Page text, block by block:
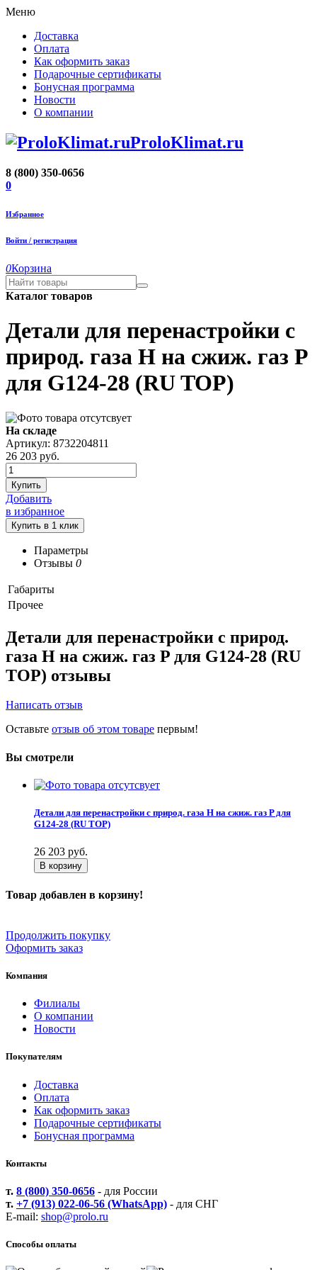
Меню
Доставка
Оплата
Как оформить заказ
Подарочные сертификаты
Бонусная программа
Новости
О компании
ProloKlimat.ru
8 (800) 350-0656
0
Избранное
Войти / регистрация
0Корзина
Каталог товаров
Детали для перенастройки с
природ. газа H на сжиж. газ P
для G124-28 (RU TOP)
На складе
Артикул: 8732204811
26 203 руб.
Купить
Добавить
в избранное
Параметры
Отзывы 0
Габариты
Прочее
Детали для перенастройки с природ.
газа H на сжиж. газ P для G124-28 (RU
TOP) отзывы
Написать отзыв
Оставьте отзыв об этом товаре первым!
Вы смотрели
Детали для перенастройки с природ. газа H на сжиж. газ P для
G124-28 (RU TOP)
26 203 руб.
В корзину
Товар добавлен в корзину!
Продолжить покупку
Оформить заказ
Компания
Филиалы
О компании
Новости
Покупателям
Доставка
Оплата
Как оформить заказ
Подарочные сертификаты
Бонусная программа
Контакты
т. 8 (800) 350-0656 - для России
т. +7 (913) 022-06-56 (WhatsApp) - для СНГ
E-mail: shop@prolo.ru
Способы оплаты